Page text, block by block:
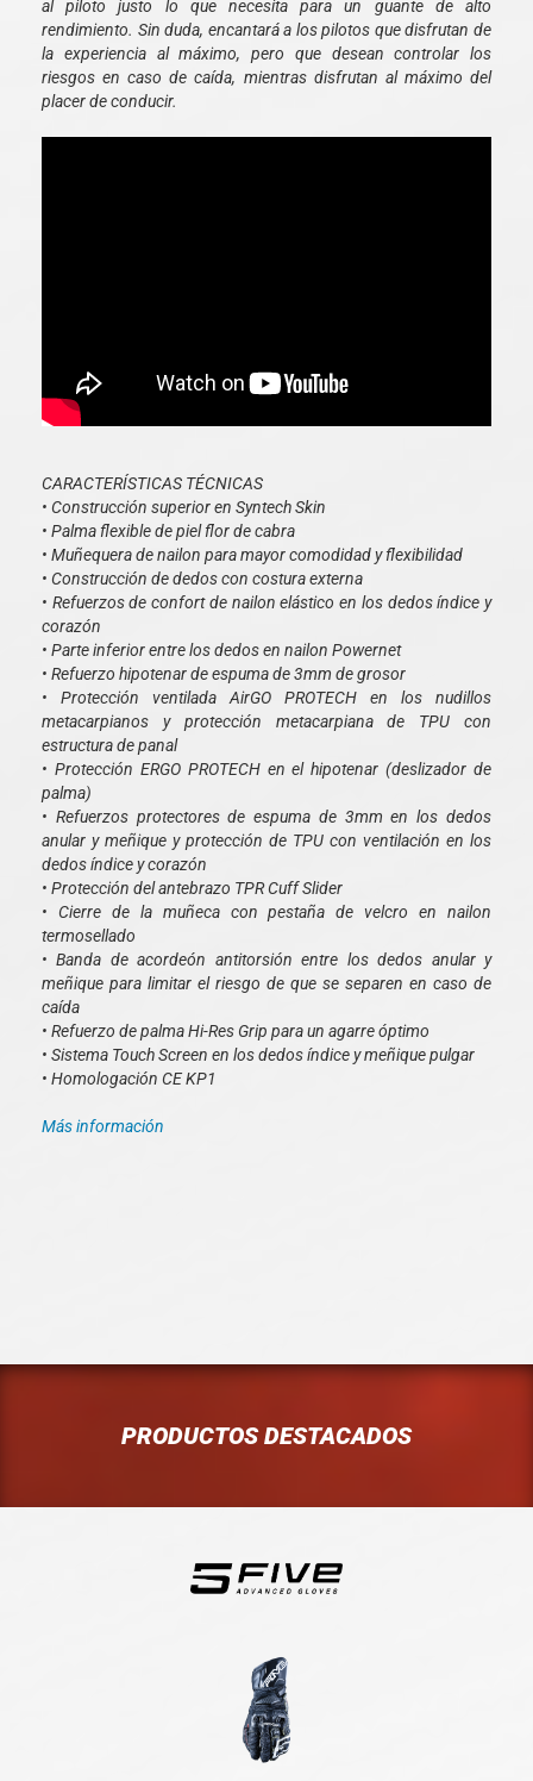
al piloto justo lo que necesita para un guante de alto
rendimiento. Sin duda, encantará a los pilotos que disfrutan de
la experiencia al máximo, pero que desean controlar los
riesgos en caso de caída, mientras disfrutan al máximo del
placer de conducir.
CARACTERÍSTICAS TÉCNICAS
• Construcción superior en Syntech Skin
• Palma flexible de piel flor de cabra
• Muñequera de nailon para mayor comodidad y flexibilidad
• Construcción de dedos con costura externa
• Refuerzos de confort de nailon elástico en los dedos índice y
corazón
• Parte inferior entre los dedos en nailon Powernet
• Refuerzo hipotenar de espuma de 3mm de grosor
• Protección ventilada AirGO PROTECH en los nudillos
metacarpianos y protección metacarpiana de TPU con
estructura de panal
• Protección ERGO PROTECH en el hipotenar (deslizador de
palma)
• Refuerzos protectores de espuma de 3mm en los dedos
anular y meñique y protección de TPU con ventilación en los
dedos índice y corazón
• Protección del antebrazo TPR Cuff Slider
• Cierre de la muñeca con pestaña de velcro en nailon
termosellado
• Banda de acordeón antitorsión entre los dedos anular y
meñique para limitar el riesgo de que se separen en caso de
caída
• Refuerzo de palma Hi-Res Grip para un agarre óptimo
• Sistema Touch Screen en los dedos índice y meñique pulgar
• Homologación CE KP1
Más información
PRODUCTOS DESTACADOS